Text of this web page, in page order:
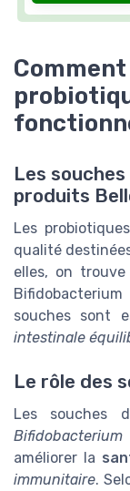
Les
produits
Les
qualité
elles, on trouve
souches sont
intestinale
Le rôle des
Les souches
améliorer la
immunitaire.